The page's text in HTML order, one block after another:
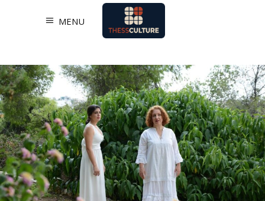
MENU